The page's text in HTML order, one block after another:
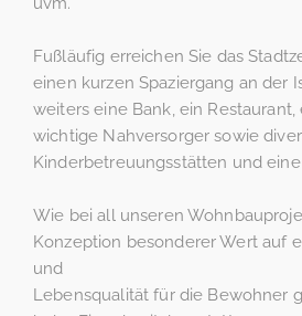
Fußläufig erreichen Sie das
einen kurzen Spaziergang an der
weiters eine Bank, ein
wichtige Nahversorger sowie
Kinderbetreuungsstätten und
Wie bei all unseren
Konzeption besonderer Wert auf
und
Lebensqualität für die Bewohner